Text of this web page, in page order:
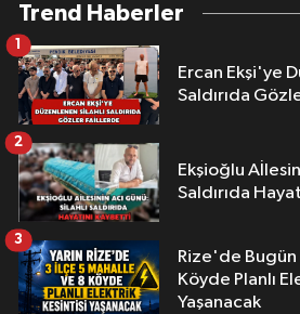
Trend Haberler
Ercan Ekşi'ye Düzenlenen Silahlı
Saldırıda
1
Ekşioğlu
Saldırıda
2
Rize'de Bugün
Köyde Planlı
Yaşanacak
3